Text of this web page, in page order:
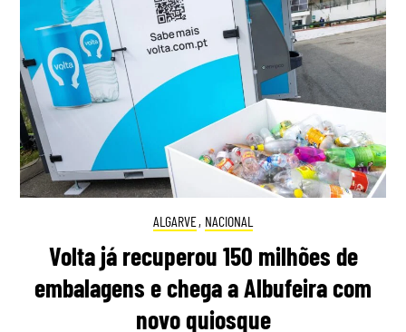
ALGARVE, NACIONAL
Volta já recuperou 150 milhões de
embalagens e chega a Albufeira com
novo quiosque